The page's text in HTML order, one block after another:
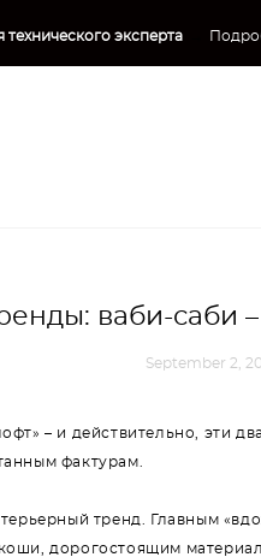
технического эксперта
ваби-саби
September 2,
– и действительно, эти
фактурам.
тренд. Главным
дорогостоящим